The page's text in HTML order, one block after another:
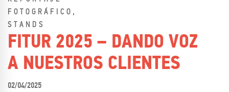
FOTOGRÁFICO ,
STANDS
FITUR 2025 – DANDO VOZ
A NUESTROS CLIENTES
02/04/2025